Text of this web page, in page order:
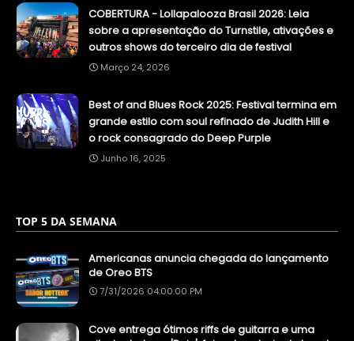
COBERTURA - Lollapalooza Brasil 2026: Leia
sobre a apresentação do Turnstile, ativações e
outros shows do terceiro dia de festival
Março 24, 2026
Best of and Blues Rock 2025: Festival termina em
grande estilo com soul refinado de Judith Hill e
o rock consagrado do Deep Purple
Junho 16, 2025
TOP 5 DA SEMANA
Americanas anuncia chegada do lançamento
de Oreo BTS
7/31/2026 04:00:00 PM
Cove entrega ótimos riffs de guitarra e uma